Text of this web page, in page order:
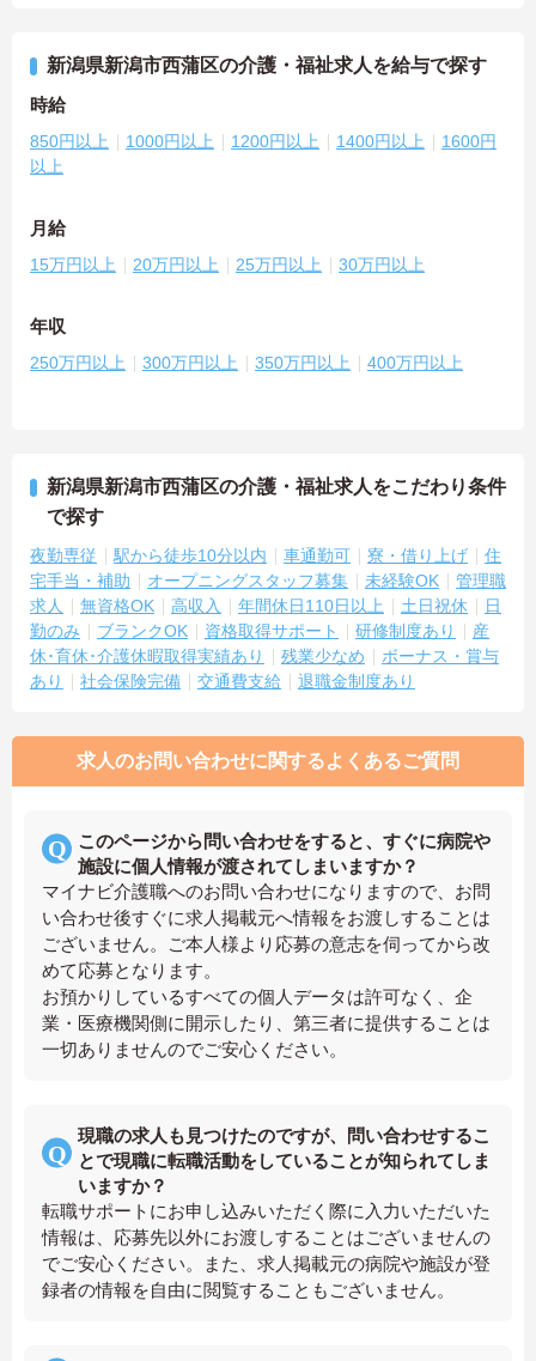
新潟県新潟市西蒲区の介護・福祉求人を給与で探す
時給
850円以上 1000円以上 1200円以上 1400円以上
1600円
以上
月給
15万円以上 20万円以上 25万円以上 30万円以上
年収
250万円以上 300万円以上 350万円以上 400万円以上
新潟県新潟市西蒲区の介護・福祉求人をこだわり条件
で探す
夜勤専従 駅から徒歩10分以内 車通勤可 寮・借り上げ
住
宅手当・補助
オープニングスタッフ募集 未経験OK
管理職
求人
無資格OK 高収入 年間休日110日以上 土日祝休
日
勤のみ
ブランクOK 資格取得サポート 研修制度あり
産
休･育休･介護休暇取得実績あり
残業少なめ
ボーナス・賞与
あり
社会保険完備 交通費支給 退職金制度あり
求人のお問い合わせに関するよくあるご質問
このページから問い合わせをすると、すぐに病院や
施設に個人情報が渡されてしまいますか？
マイナビ介護職へのお問い合わせになりますので、お問
い合わせ後すぐに求人掲載元へ情報をお渡しすることは
ございません。ご本人様より応募の意志を伺ってから改
めて応募となります。
お預かりしているすべての個人データは許可なく、企
業・医療機関側に開示したり、第三者に提供することは
一切ありませんのでご安心ください。
現職の求人も見つけたのですが、問い合わせするこ
とで現職に転職活動をしていることが知られてしま
いますか？
転職サポートにお申し込みいただく際に入力いただいた
情報は、応募先以外にお渡しすることはございませんの
でご安心ください。また、求人掲載元の病院や施設が登
録者の情報を自由に閲覧することもございません。